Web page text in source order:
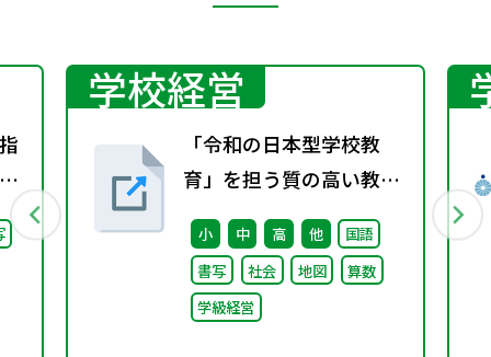
学校経営
「令和の日本型学校教
育」を担う質の高い教師
の確保のための環境整備
に関する総合的な方策に
ついて （審議のまとめ）
小 中 高 他
国語
書写
社会 地図
算数
学級経営